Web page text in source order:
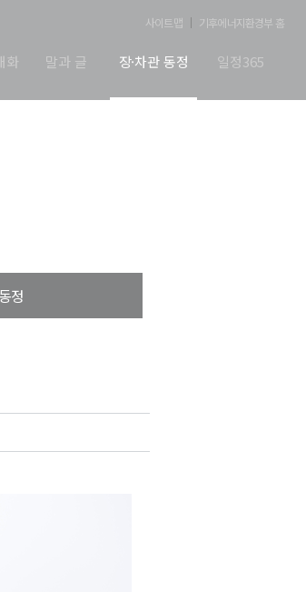
사이트맵 기후에너지환경부 홈
화 말과 글 장·차관 동정 일정365
정